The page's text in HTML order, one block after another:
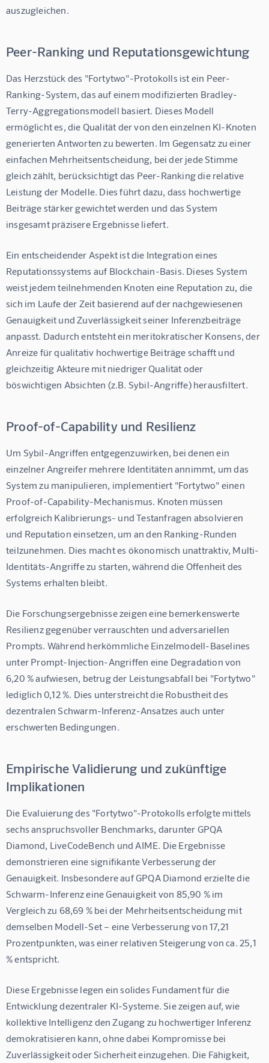
auszugleichen.
Peer-Ranking und Reputationsgewichtung
Das Herzstück des "Fortytwo"-Protokolls ist ein Peer-
Ranking-System, das auf einem modifizierten Bradley-
Terry-Aggregationsmodell basiert. Dieses Modell
ermöglicht es, die Qualität der von den einzelnen KI-Knoten
generierten Antworten zu bewerten. Im Gegensatz zu einer
einfachen Mehrheitsentscheidung, bei der jede Stimme
gleich zählt, berücksichtigt das Peer-Ranking die relative
Leistung der Modelle. Dies führt dazu, dass hochwertige
Beiträge stärker gewichtet werden und das System
insgesamt präzisere Ergebnisse liefert.
Ein entscheidender Aspekt ist die Integration eines
Reputationssystems auf Blockchain-Basis . Dieses System
weist jedem teilnehmenden Knoten eine Reputation zu, die
sich im Laufe der Zeit basierend auf der nachgewiesenen
Genauigkeit und Zuverlässigkeit seiner Inferenzbeiträge
anpasst. Dadurch entsteht ein meritokratischer Konsens, der
Anreize für qualitativ hochwertige Beiträge schafft und
gleichzeitig Akteure mit niedriger Qualität oder
böswichtigen Absichten (z.B. Sybil-Angriffe) herausfiltert.
Proof-of-Capability und Resilienz
Um Sybil-Angriffen entgegenzuwirken, bei denen ein
einzelner Angreifer mehrere Identitäten annimmt, um das
System zu manipulieren, implementiert "Fortytwo" einen
Proof-of-Capability-Mechanismus. Knoten müssen
erfolgreich Kalibrierungs- und Testanfragen absolvieren
und Reputation einsetzen, um an den Ranking-Runden
teilzunehmen. Dies macht es ökonomisch unattraktiv, Multi-
Identitäts-Angriffe zu starten, während die Offenheit des
Systems erhalten bleibt.
Die Forschungsergebnisse zeigen eine bemerkenswerte
Resilienz gegenüber verrauschten und adversariellen
Prompts. Während herkömmliche Einzelmodell-Baselines
unter Prompt-Injection-Angriffen eine Degradation von
6,20 % aufwiesen, betrug der Leistungsabfall bei "Fortytwo"
lediglich 0,12 %. Dies unterstreicht die Robustheit des
dezentralen Schwarm-Inferenz-Ansatzes auch unter
erschwerten Bedingungen.
Empirische Validierung und zukünftige
Implikationen
Die Evaluierung des "Fortytwo"-Protokolls erfolgte mittels
sechs anspruchsvoller Benchmarks, darunter GPQA
Diamond, LiveCodeBench und AIME. Die Ergebnisse
demonstrieren eine signifikante Verbesserung der
Genauigkeit. Insbesondere auf GPQA Diamond erzielte die
Schwarm-Inferenz eine Genauigkeit von 85,90 % im
Vergleich zu 68,69 % bei der Mehrheitsentscheidung mit
demselben Modell-Set – eine Verbesserung von 17,21
Prozentpunkten, was einer relativen Steigerung von ca. 25,1
% entspricht.
Diese Ergebnisse legen ein solides Fundament für die
Entwicklung dezentraler KI-Systeme. Sie zeigen auf, wie
kollektive Intelligenz den Zugang zu hochwertiger Inferenz
demokratisieren kann, ohne dabei Kompromisse bei
Zuverlässigkeit oder Sicherheit einzugehen. Die Fähigkeit,